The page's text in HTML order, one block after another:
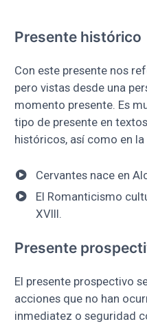
Presente histórico
Con este presente nos
pero vistas desde una
momento presente. Es
tipo de presente en
históricos, así como en la
Cervantes nace en
El Romanticismo
XVIII.
Presente
El presente prospectivo
acciones que no han
inmediatez o seguridad